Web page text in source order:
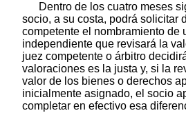
Dentro de los cuatro meses
socio, a su costa, podrá solicitar
competente el nombramiento de
independiente que revisará la
juez competente o árbitro
valoraciones es la justa y, si la
valor de los bienes o derechos
inicialmente asignado, el socio
completar en efectivo esa